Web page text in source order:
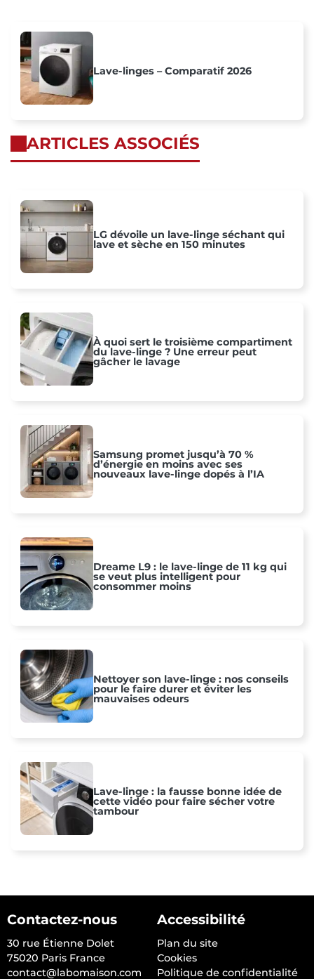
Lave-linges – Comparatif 2026
ARTICLES ASSOCIÉS
LG dévoile un lave-linge séchant qui
lave et sèche en 150 minutes
À quoi sert le troisième compartiment
du lave-linge ? Une erreur peut
gâcher le lavage
Samsung promet jusqu’à 70 %
d’énergie en moins avec ses
nouveaux lave-linge dopés à l’IA
Dreame L9 : le lave-linge de 11 kg qui
se veut plus intelligent pour
consommer moins
Nettoyer son lave-linge : nos conseils
pour le faire durer et éviter les
mauvaises odeurs
Lave-linge : la fausse bonne idée de
cette vidéo pour faire sécher votre
tambour
Contactez-nous
30 rue Étienne Dolet
75020 Paris France
contact@labomaison.com
Accessibilité
Plan du site
Cookies
Politique de confidentialité